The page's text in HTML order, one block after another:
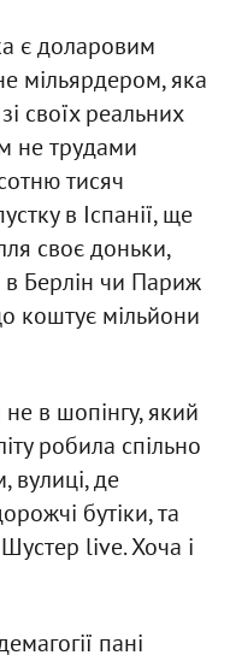
є доларовим
мільярдером, яка
своїх реальних
не трудами
тисяч
в Іспанії, ще
своє доньки,
Берлін чи Париж
коштує мільйони
не в шопінгу, який
робила спільно
вулиці, де
бутіки, та
live. Хоча і
пані